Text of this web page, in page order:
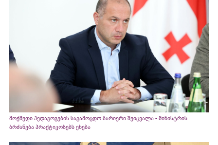
მოქმედი პედაგოგების საგამოცდო ბარიერი შეიცვალა - მინისტრის
ბრძანება პრაქტიკოსებს ეხება